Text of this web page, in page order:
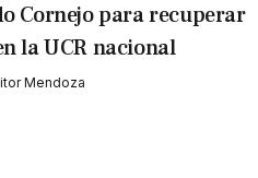
Cornejo para recuperar
la UCR nacional
Mendoza